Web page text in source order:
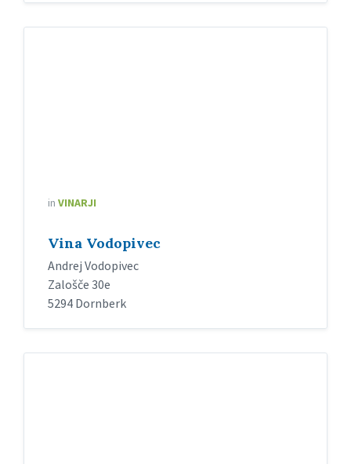
in VINARJI
Vina Vodopivec
Andrej Vodopivec
Zalošče 30e
5294 Dornberk